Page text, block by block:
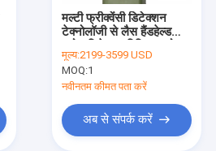
मल्टी फ्रीक्वेंसी डिटेक्शन
टेक्नोलॉजी से लैस हैंडहेल्ड
संचार संकेतों की पहचान करने
के लिए
मूल्य:2199-3599 USD
MOQ:1
नवीनतम कीमत पता करें
अब से संपर्क करें